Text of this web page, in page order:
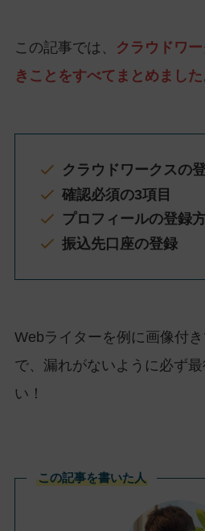
この記事では、
クラウドワ
きことをすべてまとめました
クラウドワークスの
確認必須の3項目
プロフィールの登録
振込先口座の登録
Webライターを例に画像付
で、漏れがないように必ず
い！
この記事を書いた人